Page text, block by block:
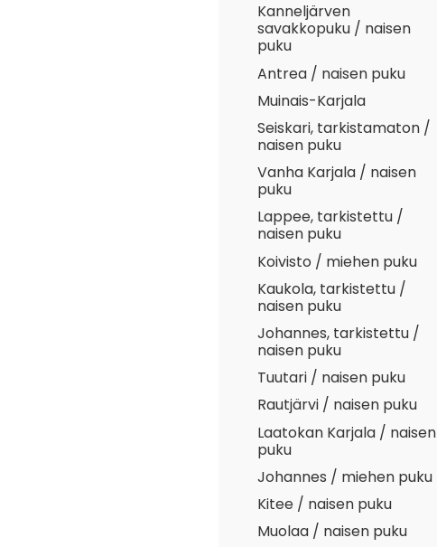
Kanneljärven
savakkopuku / naisen
puku
Antrea / naisen puku
Muinais-Karjala
Seiskari, tarkistamaton /
naisen puku
Vanha Karjala / naisen
puku
Lappee, tarkistettu /
naisen puku
Koivisto / miehen puku
Kaukola, tarkistettu /
naisen puku
Johannes, tarkistettu /
naisen puku
Tuutari / naisen puku
Rautjärvi / naisen puku
Laatokan Karjala / naisen
puku
Johannes / miehen puku
Kitee / naisen puku
Muolaa / naisen puku